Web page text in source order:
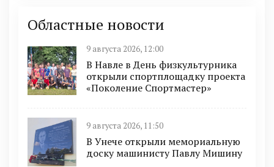
Областные новости
9 августа 2026, 12:00
В Навле в День физкультурника
открыли спортплощадку проекта
«Поколение Спортмастер»
9 августа 2026, 11:50
В Унече открыли мемориальную
доску машинисту Павлу Мишину